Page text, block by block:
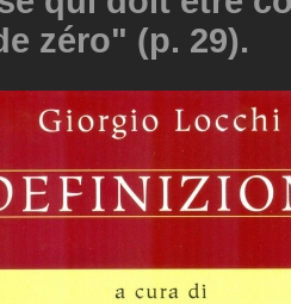
zéro" (p. 29).